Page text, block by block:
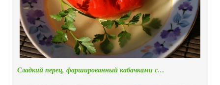
Сладкий перец, фаршированный кабачками с…